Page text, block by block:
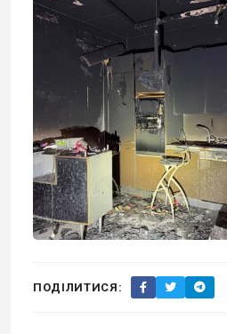
ПОДІЛИТИСЯ: